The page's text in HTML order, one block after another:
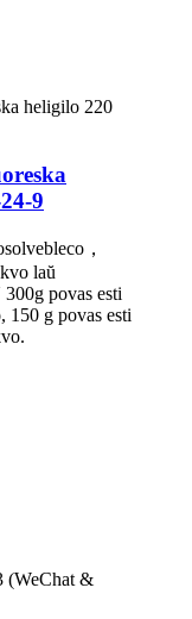
9
，
laŭ
povas esti
150 g povas esti
(WeChat &